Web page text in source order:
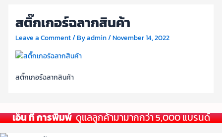
สติ๊กเกอร์ฉลากสินค้า
Leave a Comment/ Byadmin/November 14, 2022
สติ๊กเกอร์ฉลากสินค้า
เอ็น ที การพิมพ์ดูแลลูกค้ามามากกว่า 5,000 แบรนด์